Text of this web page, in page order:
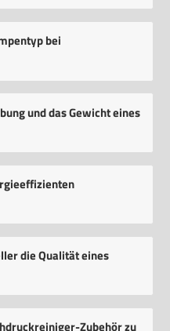
bei
und das Gewicht eines
die Qualität eines
Zubehör zu